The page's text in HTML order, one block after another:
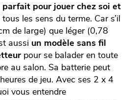
parfait pour jouer chez soi et
les sens du terme. Car s’il
de large) que léger (0,78
aussi un modèle sans fil
pour se balader en toute
au salon. Sa batterie peut
de jeu. Avec ses 2 x 4
vous entendre